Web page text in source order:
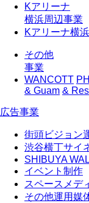
Kアリーナ
横浜周辺事業
Kアリーナ横浜
その他
事業
WANCOTT
& Guam &
広告事業
街頭ビジョン
渋谷横丁サイ
SHIBUYA
イベント制作
スペースメデ
その他運用媒